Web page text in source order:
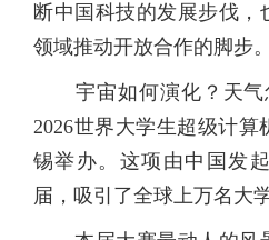
断中国科技的发展步伐，
领域推动开放合作的脚步。
宇宙如何演化？天气
2026世界大学生超级计
锡举办。这项由中国发
届，吸引了全球上万名大